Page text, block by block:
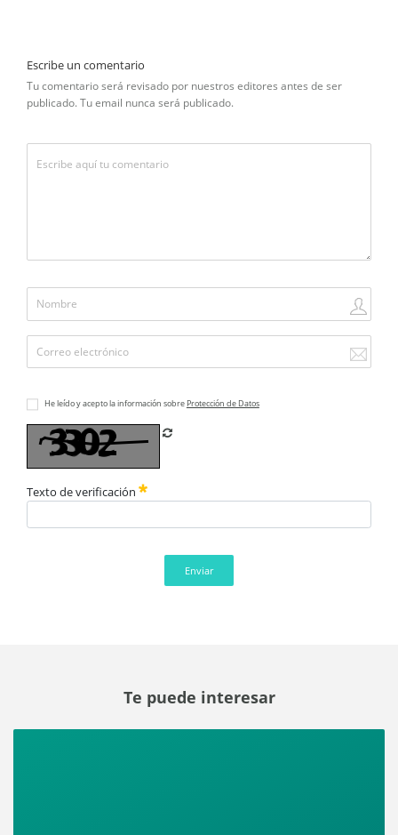
Escribe un comentario
Tu comentario será revisado por nuestros editores antes de ser
publicado. Tu email nunca será publicado.
He leído y acepto la información sobre Protección de Datos
Texto de verificación
Enviar
Te puede interesar